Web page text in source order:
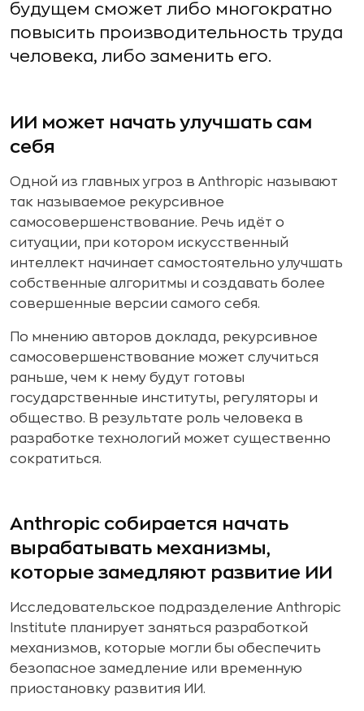
будущем сможет либо многократно
повысить производительность труда
человека, либо заменить его.
ИИ может начать улучшать сам
себя
Одной из главных угроз в Anthropic называют
так называемое рекурсивное
самосовершенствование. Речь идёт о
ситуации, при котором искусственный
интеллект начинает самостоятельно улучшать
собственные алгоритмы и создавать более
совершенные версии самого себя.
По мнению авторов доклада, рекурсивное
самосовершенствование может случиться
раньше, чем к нему будут готовы
государственные институты, регуляторы и
общество. В результате роль человека в
разработке технологий может существенно
сократиться.
Anthropic собирается начать
вырабатывать механизмы,
которые замедляют развитие ИИ
Исследовательское подразделение Anthropic
Institute планирует заняться разработкой
механизмов, которые могли бы обеспечить
безопасное замедление или временную
приостановку развития ИИ.